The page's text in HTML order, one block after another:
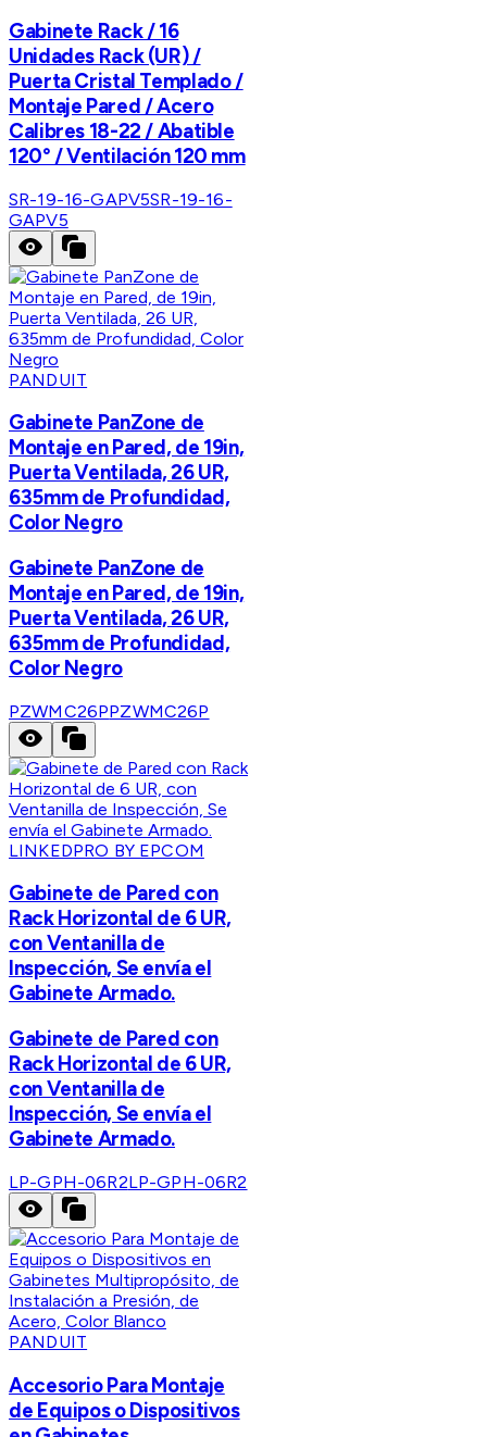
Gabinete Rack / 16
Unidades Rack (UR) /
Puerta Cristal Templado /
Montaje Pared / Acero
Calibres 18-22 / Abatible
120° / Ventilación 120 mm
SR-19-16-GAPV5SR-19-16-
GAPV5
PANDUIT
Gabinete PanZone de
Montaje en Pared, de 19in,
Puerta Ventilada, 26 UR,
635mm de Profundidad,
Color Negro
Gabinete PanZone de
Montaje en Pared, de 19in,
Puerta Ventilada, 26 UR,
635mm de Profundidad,
Color Negro
PZWMC26PPZWMC26P
LINKEDPRO BY EPCOM
Gabinete de Pared con
Rack Horizontal de 6 UR,
con Ventanilla de
Inspección, Se envía el
Gabinete Armado.
Gabinete de Pared con
Rack Horizontal de 6 UR,
con Ventanilla de
Inspección, Se envía el
Gabinete Armado.
LP-GPH-06R2LP-GPH-06R2
PANDUIT
Accesorio Para Montaje
de Equipos o Dispositivos